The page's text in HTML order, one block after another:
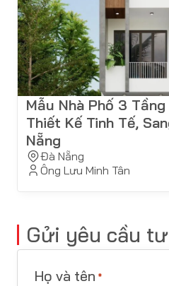
Mẫu Nhà Phố 3
Thiết Kế Tinh Tế,
Nẵng
Đà Nẵng
Ông Lưu Minh Tân
Gửi yêu cầu
Họ và tên *